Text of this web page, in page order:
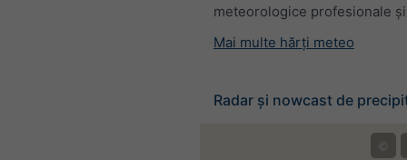
meteorologice profesionale
Mai multe hărți meteo
Radar și nowcast de
©